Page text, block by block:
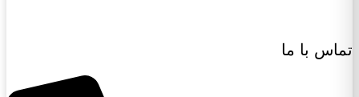
تماس با ما